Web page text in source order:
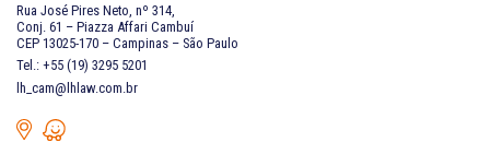
Rua José Pires Neto, nº 314,
Conj. 61 – Piazza Affari Cambuí
CEP 13025-170 – Campinas – São Paulo
Tel.: +55 (19) 3295 5201
lh_cam@lhlaw.com.br